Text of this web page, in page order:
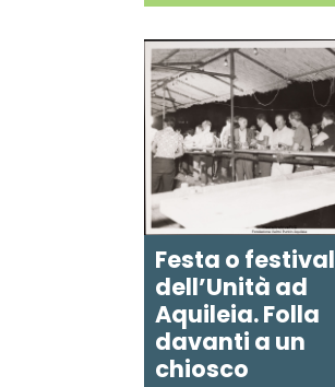
Festa o festival
dell’Unità ad
Aquileia. Folla
davanti a un
chiosco